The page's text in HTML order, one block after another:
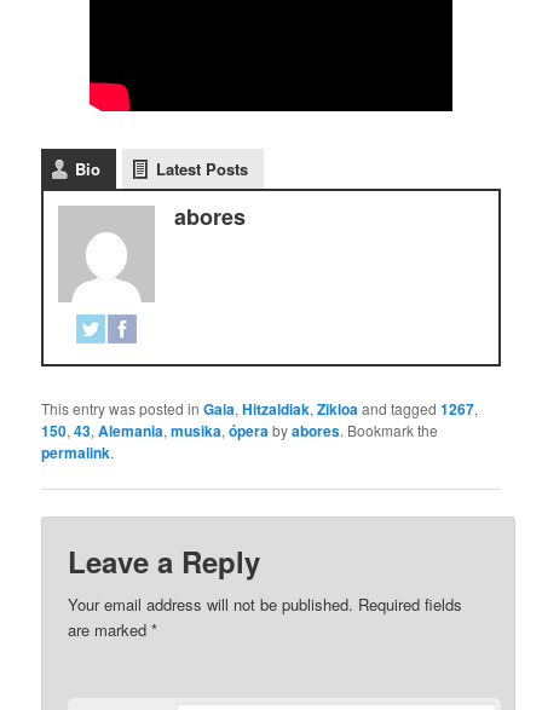
Bio Latest Posts
abores
This entry was posted inGaia,Hitzaldiak,Zikloaand tagged1267,
150,43,Alemania,musika,óperabyabores. Bookmark the
permalink.
Leave a Reply
Your email address will not be published. Required fields
are marked*